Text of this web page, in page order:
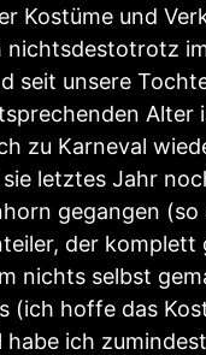
Kostüme und
nichtsdestotrotz
seit unsere
Alter
zu Karneval
letztes Jahr
gegangen (so
der komplett
nichts selbst
(ich hoffe das
ich